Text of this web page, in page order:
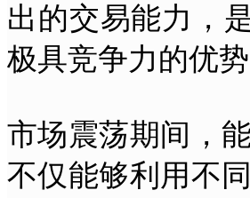
出的交易能力，
极具竞争力的优势
市场震荡期间，
不仅能够利用不